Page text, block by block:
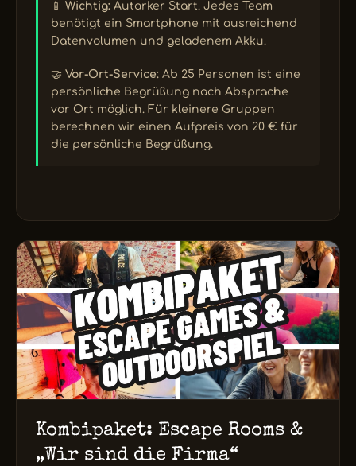
📱 Wichtig: Autarker Start. Jedes Team
benötigt ein Smartphone mit ausreichend
Datenvolumen und geladenem Akku.
🤝 Vor-Ort-Service: Ab 25 Personen ist eine
persönliche Begrüßung nach Absprache
vor Ort möglich. Für kleinere Gruppen
berechnen wir einen Aufpreis von 20 € für
die persönliche Begrüßung.
Kombipaket: Escape Rooms &
„Wir sind die Firma“